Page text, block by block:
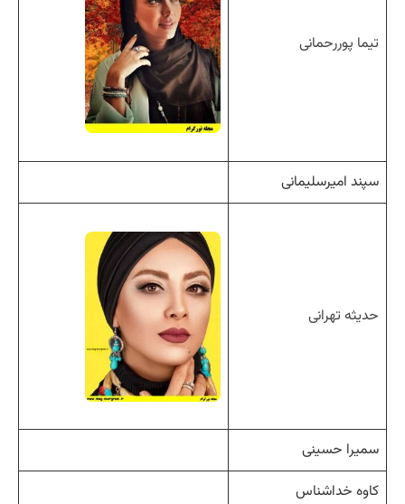
تیما پوررحمانی
سپند امیرسلیمانی
حدیثه تهرانی
سمیرا حسینی
کاوه خداشناس